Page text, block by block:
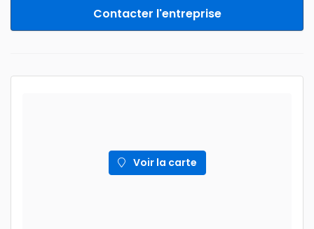
Contacter l'entreprise
Voir la carte